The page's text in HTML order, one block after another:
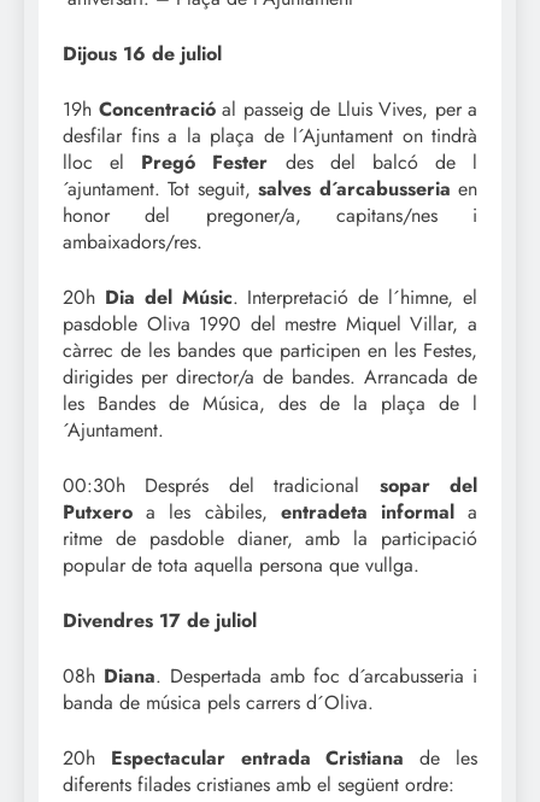
Dijous 16 de juliol
19h Concentracióal passeig de Lluis Vives, per a
desfilar fins a la plaça de l´Ajuntament on tindrà
lloc el Pregó Fester des del balcó de l
´ajuntament. Tot seguit,salves d´arcabusseria en
honor del pregoner/a, capitans/nes i
ambaixadors/res.
20h Dia del Músic. Interpretació de l´himne, el
pasdoble Oliva 1990 del mestre Miquel Villar, a
càrrec de les bandes que participen en les Festes,
dirigides per director/a de bandes. Arrancada de
les Bandes de Música, des de la plaça de l
´Ajuntament.
00:30h Després del tradicional sopar del
Putxero a les càbiles, entradeta informala
ritme de pasdoble dianer, amb la participació
popular de tota aquella persona que vullga.
Divendres 17 de juliol
08h Diana. Despertada amb foc d´arcabusseria i
banda de música pels carrers d´Oliva.
20h Espectacular entrada Cristiana de les
diferents filades cristianes amb el següent ordre: